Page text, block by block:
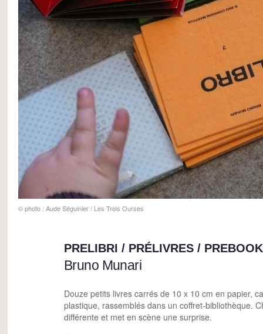
© photo : Aude Séguinier / Les Trois Ourses
PRELIBRI / PRÉLIVRES /
Bruno Munari
Douze petits livres carrés de 10 x 10 cm en papier,
plastique, rassemblés dans un coffret-bibliothèque.
différente et met en scène une surprise.